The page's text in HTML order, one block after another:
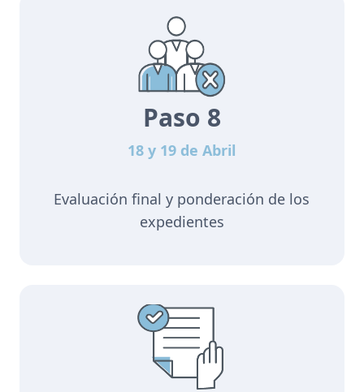
Paso 8
18 y 19 de Abril
Evaluación final y ponderación de los
expedientes